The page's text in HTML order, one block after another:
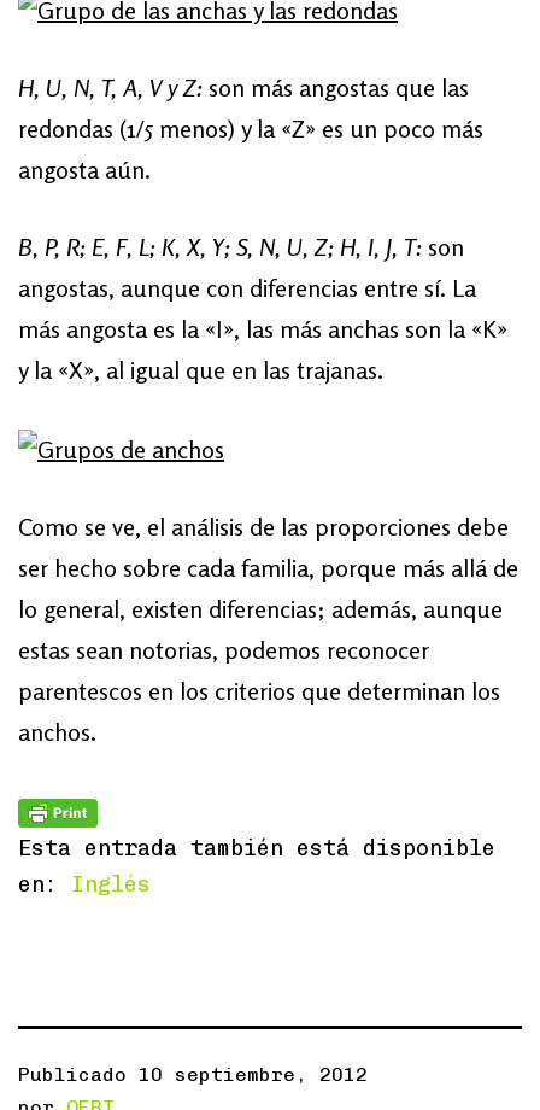
H, U, N, T, A, V y Z: son más angostas que las
redondas (1/5 menos) y la «Z» es un poco más
angosta aún.
B, P, R; E, F, L; K, X, Y; S, N, U, Z; H, I, J, T: son
angostas, aunque con diferencias entre sí. La
más angosta es la «I», las más anchas son la «K»
y la «X», al igual que en las trajanas.
Como se ve, el análisis de las proporciones debe
ser hecho sobre cada familia, porque más allá de
lo general, existen diferencias; además, aunque
estas sean notorias, podemos reconocer
parentescos en los criterios que determinan los
anchos.
Esta entrada también está disponible
en: Inglés
Publicado 10 septiembre, 2012